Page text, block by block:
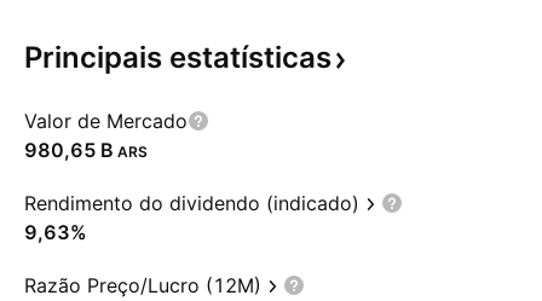
Principais estatísticas
Valor de Mercado
‪980,65 B‬ ARS
Rendimento do dividendo (indicado)
9,63%
Razão Preço/Lucro (12M)